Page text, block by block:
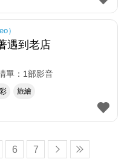
）
遇到老店
單：1部影音
旅繪
6 7